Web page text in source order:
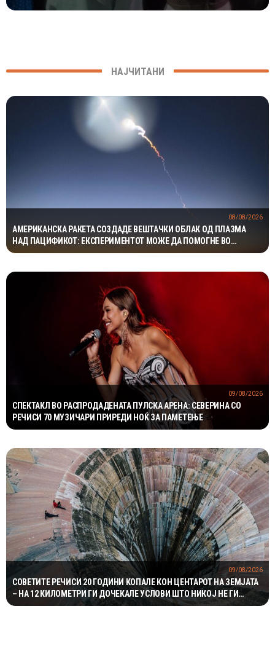
НАЈЧИТАНИ
АМЕРИКАНСКА РАКЕТА СОЗДАДЕ ВЕШТАЧКИ ОБЛАК ОД ПЛАЗМА
НАД ПАЦИФИКОТ: ЕКСПЕРИМЕНТОТ МОЖЕ ДА ПОМОГНЕ ВО
ЗАШТИТАТА НА САТЕЛИТИТЕ
08/08/2026
СПЕКТАКЛ ВО РАСПРОДАДЕНАТА ПУЛСКА АРЕНА: СЕВЕРИНА СО
РЕЧИСИ 70 МУЗИЧАРИ ПРИРЕДИ НОЌ ЗА ПАМЕТЕЊЕ
09/08/2026
СОВЕТИТЕ РЕЧИСИ 20 ГОДИНИ КОПАЛЕ КОН ЦЕНТАРОТ НА ЗЕМЈАТА
– НА 12 КИЛОМЕТРИ ГИ ДОЧЕКАЛЕ УСЛОВИ ШТО НИКОЈ НЕ ГИ
ОЧЕКУВАЛ
09/08/2026